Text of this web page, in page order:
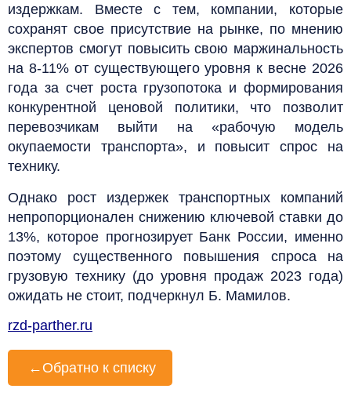
издержкам. Вместе с тем, компании, которые
сохранят свое присутствие на рынке, по мнению
экспертов смогут повысить свою маржинальность
на 8-11% от существующего уровня к весне 2026
года за счет роста грузопотока и формирования
конкурентной ценовой политики, что позволит
перевозчикам выйти на «рабочую модель
окупаемости транспорта», и повысит спрос на
технику.
Однако рост издержек транспортных компаний
непропорционален снижению ключевой ставки до
13%, которое прогнозирует Банк России, именно
поэтому существенного повышения спроса на
грузовую технику (до уровня продаж 2023 года)
ожидать не стоит, подчеркнул Б. Мамилов.
rzd-parther.ru
← Обратно к списку